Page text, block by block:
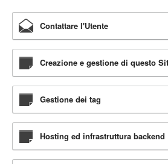
Contattare l'Utente
Creazione e gestione di questo
Gestione dei tag
Hosting ed infrastruttura backend